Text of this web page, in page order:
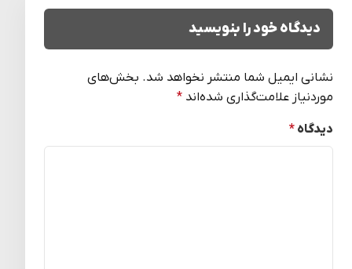
دیدگاه خود را بنویسید
نشانی ایمیل شما منتشر نخواهد شد. بخش‌های
موردنیاز علامت‌گذاری شده‌اند *
دیدگاه *